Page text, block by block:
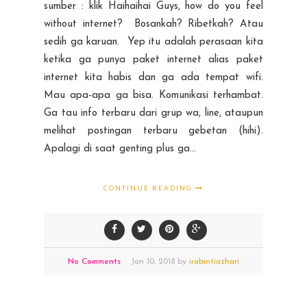
sumber : klik Haihaihai Guys, how do you feel
without internet? Bosankah? Ribetkah? Atau
sedih ga karuan. Yep itu adalah perasaan kita
ketika ga punya paket internet alias paket
internet kita habis dan ga ada tempat wifi.
Mau apa-apa ga bisa. Komunikasi terhambat.
Ga tau info terbaru dari grup wa, line, ataupun
melihat postingan terbaru gebetan (hihi).
Apalagi di saat genting plus ga...
CONTINUE READING
No Comments Jan 10, 2018 by irabintiazhari